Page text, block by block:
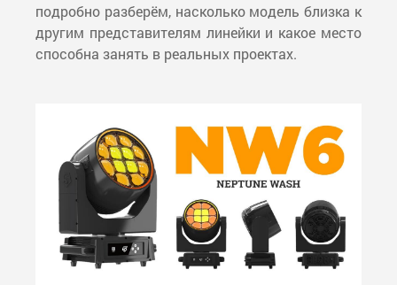
подробно разберём, насколько модель близка к
другим представителям линейки и какое место
способна занять в реальных проектах.